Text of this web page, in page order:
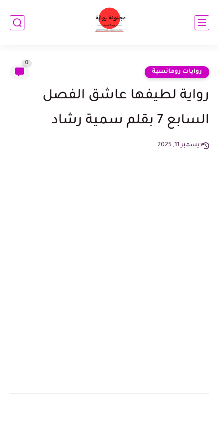
روايات رومانسية
0
رواية لطيفها عاشق الفصل
السابع 7 بقلم سمية رشاد
ديسمبر 11, 2025